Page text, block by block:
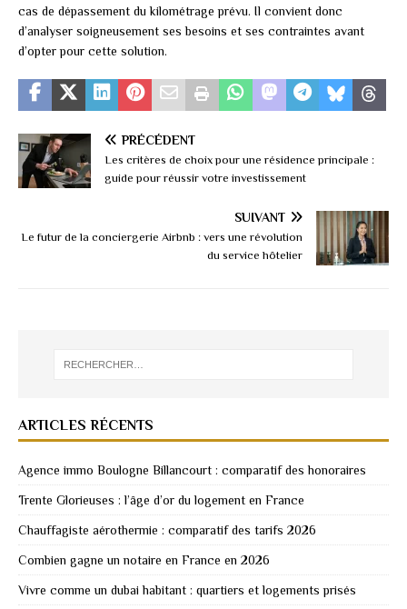
cas de dépassement du kilométrage prévu. Il convient donc
d’analyser soigneusement ses besoins et ses contraintes avant
d’opter pour cette solution.
PRÉCÉDENT
Les critères de choix pour une résidence principale :
guide pour réussir votre investissement
SUIVANT
Le futur de la conciergerie Airbnb : vers une révolution
du service hôtelier
ARTICLES RÉCENTS
Agence immo Boulogne Billancourt : comparatif des honoraires
Trente Glorieuses : l’âge d’or du logement en France
Chauffagiste aérothermie : comparatif des tarifs 2026
Combien gagne un notaire en France en 2026
Vivre comme un dubai habitant : quartiers et logements prisés